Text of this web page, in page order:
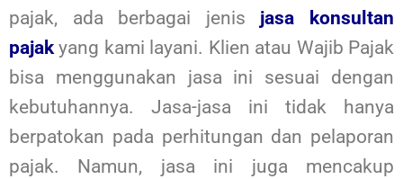
pajak, ada berbagai jenis jasa konsultan
pajakyang kami layani. Klien atau Wajib Pajak
bisa menggunakan jasa ini sesuai dengan
kebutuhannya. Jasa-jasa ini tidak hanya
berpatokan pada perhitungan dan pelaporan
pajak. Namun, jasa ini juga mencakup